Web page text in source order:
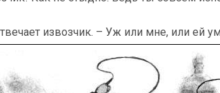
извозчик. – Уж или мне, или ей